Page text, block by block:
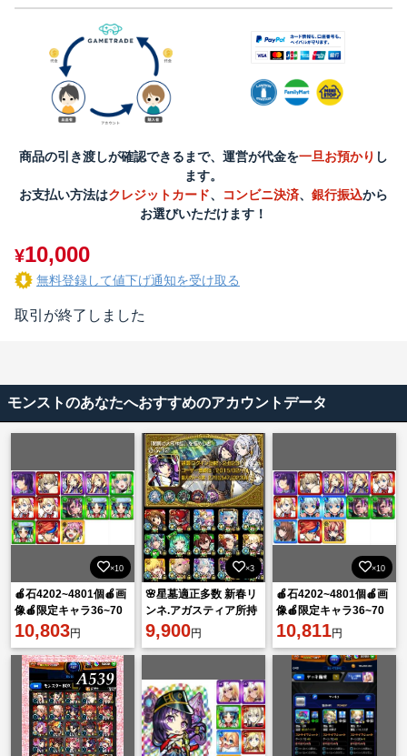
商品の引き渡しが確認できるまで、運営が代金を一旦お預かり し
ます。
お支払い方法はクレジットカード、 コンビニ決済、 銀行振込から
お選びいただけます！
¥10,000
無料登録して値下げ通知を受け取る
取引が終了しました
モンストのあなたへおすすめのアカウントデータ
×10
🍎石4202~4801個🍎画
像🍎限定キャラ36~70
体🍎ランダム星5星
6*152~212体
10,803円
×3
🌸星墓適正多数 新春リ
ンネ.アガスティア所持
ガチャ限1500体 紋章
4000🌸
9,900円
×10
🍎石4202~4801個🍎画
像🍎限定キャラ36~70
体🍎ランダム星5星
6*152~212体
10,811円